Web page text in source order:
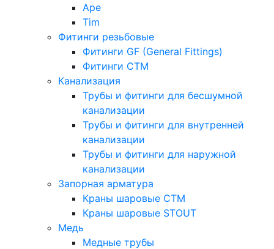
Ape
Tim
Фитинги резьбовые
Фитинги GF (General Fittings)
Фитинги CTM
Канализация
Трубы и фитинги для бесшумной
канализации
Трубы и фитинги для внутренней
канализации
Трубы и фитинги для наружной
канализации
Запорная арматура
Краны шаровые СТМ
Краны шаровые STOUT
Медь
Медные трубы